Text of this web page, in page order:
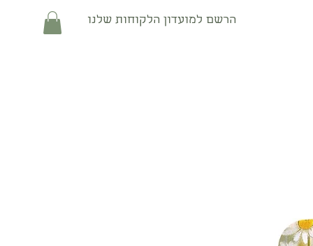
הרשם למועדון הלקוחות שלנו